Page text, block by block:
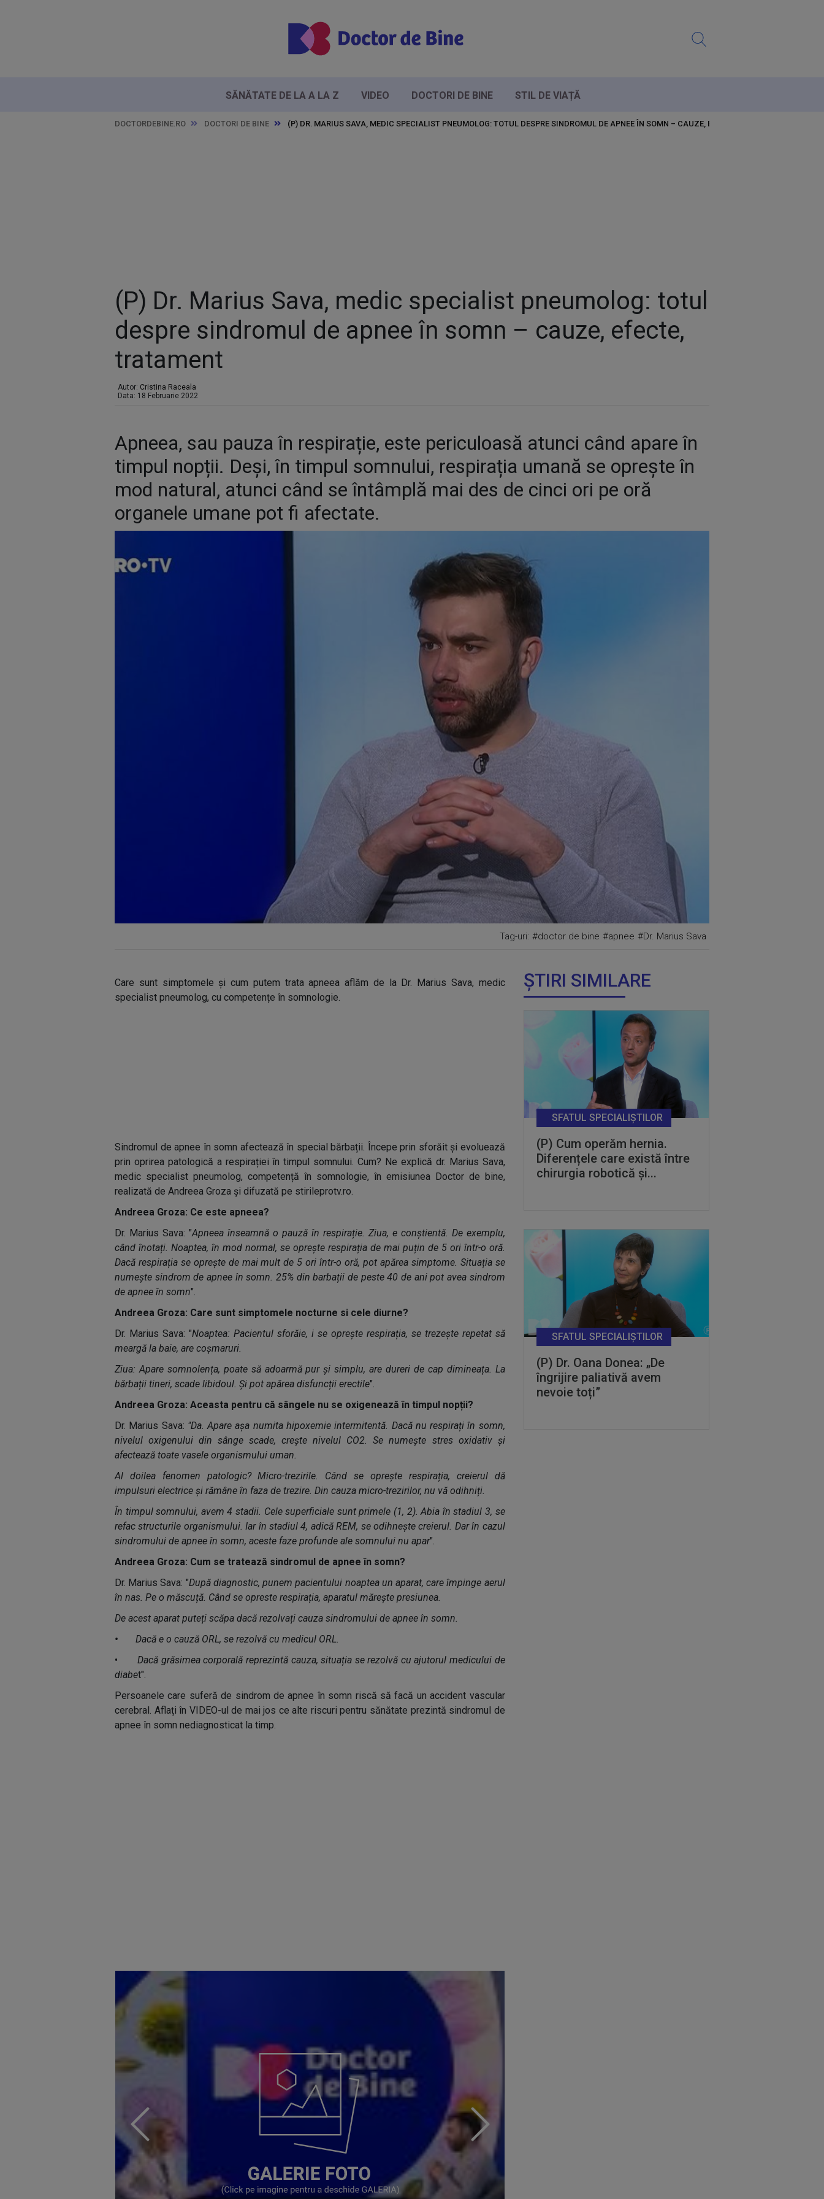
SĂNĂTATE DE LA A LA Z VIDEO DOCTORI DE BINE STIL DE VIAȚĂ
DOCTORDEBINE.RO DOCTORI DE BINE (P) DR. MARIUS SAVA, MEDIC SPECIALIST PNEUMOLOG: TOTUL DESPRE SINDROMUL DE APNEE ÎN SOMN – CAUZE, EFECTE, TRATAMENT
(P) Dr. Marius Sava, medic specialist pneumolog: totul
despre sindromul de apnee în somn – cauze, efecte,
tratament
Autor: Cristina Raceala
Data: 18 Februarie 2022
Apneea, sau pauza în respirație, este periculoasă atunci când apare în
timpul nopții. Deși, în timpul somnului, respirația umană se oprește în
mod natural, atunci când se întâmplă mai des de cinci ori pe oră
organele umane pot fi afectate.
Tag-uri: #doctor de bine #apnee #Dr. Marius Sava
Care sunt simptomele și cum putem trata apneea aflăm de la Dr. Marius Sava, medic
specialist pneumolog, cu competențe în somnologie.
Sindromul de apnee în somn afectează în special bărbații. Începe prin sforăit și evoluează
prin oprirea patologică a respirației în timpul somnului. Cum? Ne explică dr. Marius Sava,
medic specialist pneumolog, competență în somnologie, în emisiunea Doctor de bine,
realizată de Andreea Groza și difuzată pe stirileprotv.ro.
Andreea Groza: Ce este apneea?
Dr. Marius Sava: "Apneea înseamnă o pauză în respirație. Ziua, e conștientă. De exemplu,
când înotați. Noaptea, în mod normal, se oprește respirația de mai puțin de 5 ori într-o oră.
Dacă respirația se oprește de mai mult de 5 ori într-o oră, pot apărea simptome. Situația se
numește sindrom de apnee în somn. 25% din barbații de peste 40 de ani pot avea sindrom
de apnee în somn".
Andreea Groza: Care sunt simptomele nocturne si cele diurne?
Dr. Marius Sava: "Noaptea: Pacientul sforăie, i se oprește respirația, se trezește repetat să
meargă la baie, are coșmaruri.
Ziua: Apare somnolența, poate să adoarmă pur și simplu, are dureri de cap dimineața. La
bărbații tineri, scade libidoul. Și pot apărea disfuncții erectile".
Andreea Groza: Aceasta pentru că sângele nu se oxigenează în timpul nopții?
Dr. Marius Sava: "Da. Apare așa numita hipoxemie intermitentă. Dacă nu respirați în somn,
nivelul oxigenului din sânge scade, crește nivelul CO2. Se numește stres oxidativ și
afectează toate vasele organismului uman.
Al doilea fenomen patologic? Micro-trezirile. Când se oprește respirația, creierul dă
impulsuri electrice și rămâne în faza de trezire. Din cauza micro-trezirilor, nu vă odihniți.
În timpul somnului, avem 4 stadii. Cele superficiale sunt primele (1, 2). Abia în stadiul 3, se
refac structurile organismului. Iar în stadiul 4, adică REM, se odihnește creierul. Dar în cazul
sindromului de apnee în somn, aceste faze profunde ale somnului nu apar".
Andreea Groza: Cum se tratează sindromul de apnee în somn?
Dr. Marius Sava: "După diagnostic, punem pacientului noaptea un aparat, care împinge aerul
în nas. Pe o măscuță. Când se opreste respirația, aparatul mărește presiunea.
De acest aparat puteți scăpa dacă rezolvați cauza sindromului de apnee în somn.
•
Dacă e o cauză ORL, se rezolvă cu medicul ORL.
•
Dacă grăsimea corporală reprezintă cauza, situația se rezolvă cu ajutorul medicului de
diabet".
Persoanele care suferă de sindrom de apnee în somn riscă să facă un accident vascular
cerebral. Aflați în VIDEO-ul de mai jos ce alte riscuri pentru sănătate prezintă sindromul de
apnee în somn nediagnosticat la timp.
ȘTIRI SIMILARE
(P) Cum operăm hernia.
Diferențele care există între
chirurgia robotică și...
SFATUL SPECIALIȘTILOR
(P) Dr. Oana Donea: „De
îngrijire paliativă avem
nevoie toți”
SFATUL SPECIALIȘTILOR